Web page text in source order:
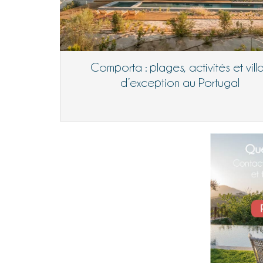
Comporta : plages, activités et
d’exception au Portugal